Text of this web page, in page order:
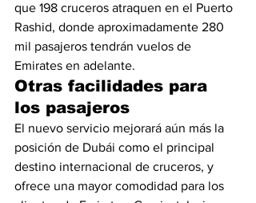
que 198 cruceros atraquen en el Puerto
Rashid, donde aproximadamente 280
mil pasajeros tendrán vuelos de
Emirates en adelante.
Otras facilidades para
los pasajeros
El nuevo servicio mejorará aún más la
posición de Dubái como el principal
destino internacional de cruceros, y
ofrece una mayor comodidad para los